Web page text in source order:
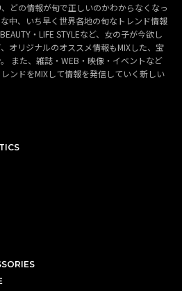
どの情報が旬で正しいのかわからなくなっ
中、いち早く世界各地の旬なトレンド情報
・LIFE STYLEなど、女の子が今欲し
オリジナルのオススメ情報もMIXした、宝
また、雑誌・WEB・映像・イベントなど
ンドをMIXして情報を発信していく新しい